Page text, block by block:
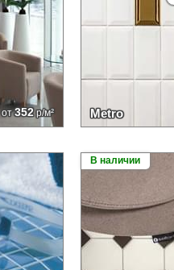
от352р/м² Metro
В наличии